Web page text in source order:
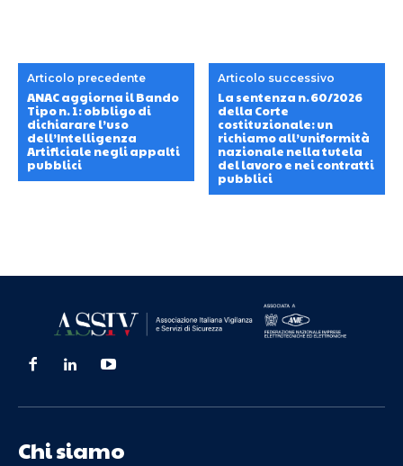
Articolo precedente
ANAC aggiorna il Bando
Tipo n. 1: obbligo di
dichiarare l’uso
dell’Intelligenza
Artificiale negli appalti
pubblici
Articolo successivo
La sentenza n. 60/2026
della Corte
costituzionale: un
richiamo all’uniformità
nazionale nella tutela
del lavoro e nei contratti
pubblici
Chi siamo